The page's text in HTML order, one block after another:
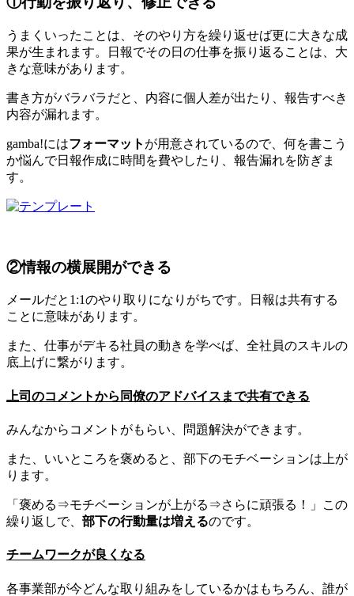
うまくいったことは、そのやり方を繰り返せば更に大きな成
果が生まれます。日報でその日の仕事を振り返ることは、大
きな意味があります。
書き方がバラバラだと、内容に個人差が出たり、報告すべき
内容が漏れます。
gamba!にはフォーマット が用意されているので、何を書こう
か悩んで日報作成に時間を費やしたり、報告漏れを防ぎま
す。
②情報の横展開ができる
メールだと1:1のやり取りになりがちです。日報は共有する
ことに意味があります。
また、仕事がデキる社員の動きを学べば、全社員のスキルの
底上げに繋がります。
上司のコメントから同僚のアドバイスまで共有できる
みんなからコメントがもらい、問題解決ができます。
また、いいところを褒めると、部下のモチベーションは上が
ります。
「褒める⇒モチベーションが上がる⇒さらに頑張る！」この
繰り返しで、 部下の行動量は増えるのです。
チームワークが良くなる
各事業部が今どんな取り組みをしているかはもちろん、誰が